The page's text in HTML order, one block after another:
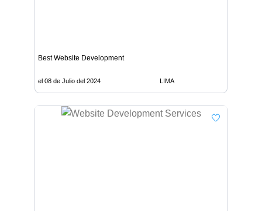
Best Website Development
el 08 de Julio del 2024 LIMA